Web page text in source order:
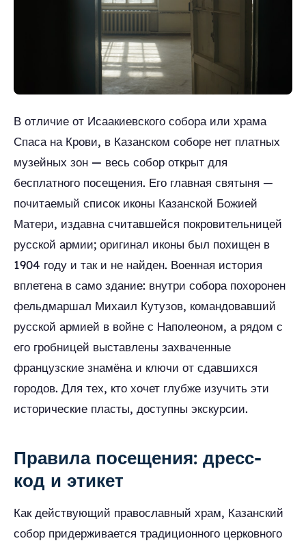
В отличие от Исаакиевского собора или храма
Спаса на Крови, в Казанском соборе нет платных
музейных зон — весь собор открыт для
бесплатного посещения. Его главная святыня —
почитаемый список иконы Казанской Божией
Матери, издавна считавшейся покровительницей
русской армии; оригинал иконы был похищен в
1904 году и так и не найден. Военная история
вплетена в само здание: внутри собора похоронен
фельдмаршал Михаил Кутузов, командовавший
русской армией в войне с Наполеоном, а рядом с
его гробницей выставлены захваченные
французские знамёна и ключи от сдавшихся
городов. Для тех, кто хочет глубже изучить эти
исторические пласты, доступны экскурсии.
Правила посещения: дресс-
код и этикет
Как действующий православный храм, Казанский
собор придерживается традиционного церковного